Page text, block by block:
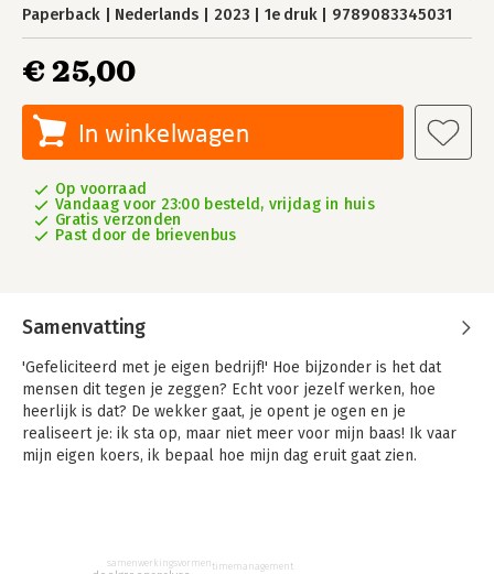
Paperback Nederlands 2023 1e druk 9789083345031
€ 25,00
In winkelwagen
Op voorraad
Vandaag voor 23:00 besteld, vrijdag in huis
Gratis verzonden
Past door de brievenbus
Samenvatting
'Gefeliciteerd met je eigen bedrijf!' Hoe bijzonder is het dat
mensen dit tegen je zeggen? Echt voor jezelf werken, hoe
heerlijk is dat? De wekker gaat, je opent je ogen en je
realiseert je: ik sta op, maar niet meer voor mijn baas! Ik vaar
mijn eigen koers, ik bepaal hoe mijn dag eruit gaat zien.
beginnen en jaarlijks zetten ruim 100.000 mensen
samenwerkingsvormen timemanagement